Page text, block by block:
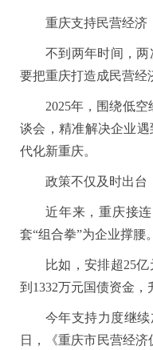
力筑牢3075座水库防汛安全堤
育高质量发展新路径
格员、公司注册地址挂靠一线工
有围墙——重庆把文化舞台搬进山
点烘焙店食品安全专项检查
测分析
灾受灾群众救助工作
挂靠，入选可纳入市级高层次人
开展垃圾分类主题宣传活动
丰收
公益托管服务深度观察
理部通报表扬
重庆孵化园何以从重庆走向全国
人员公示（第一批）
重庆支持民营经济
不到两年时间，
要把重庆打造成民营经
2025年，围绕低
谈会，精准解决企业
代化新重庆。
政策不仅及时出台
近年来，重庆接
套“组合拳”为企业撑腰
比如，安排超25
到1332万元国债资金
今年支持力度继
日，《重庆市民营经